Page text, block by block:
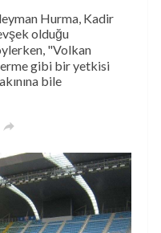
Hurma, Kadir
olduğu
"Volkan
gibi bir yetkisi
bile
